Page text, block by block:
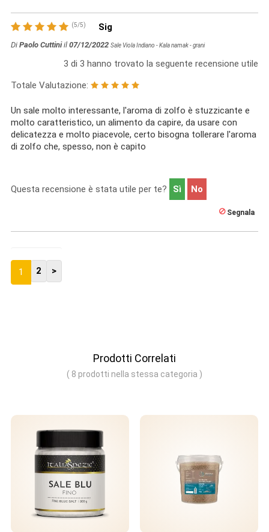
(5/5) Sig
Di Paolo Cuttiniil 07/12/2022 Sale Viola Indiano - Kala namak - grani
3 di 3 hanno trovato la seguente recensione utile
Totale Valutazione:
Un sale molto interessante, l'aroma di zolfo è stuzzicante e
molto caratteristico, un alimento da capire, da usare con
delicatezza e molto piacevole, certo bisogna tollerare l'aroma
di zolfo che, spesso, non è capito
Questa recensione è stata utile per te? Sì No
Segnala
1 2 >
Prodotti Correlati
( 8 prodotti nella stessa categoria )